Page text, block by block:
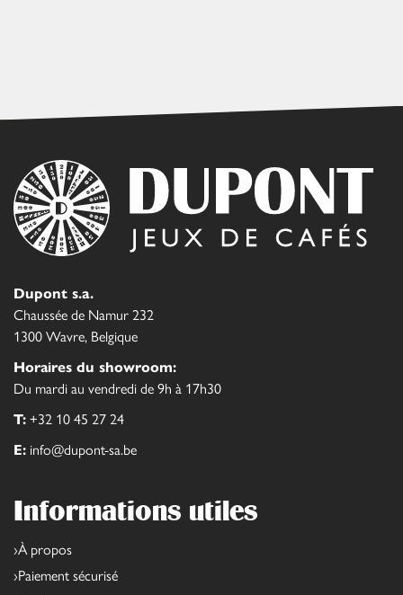
Dupont s.a.
Chaussée de Namur 232
1300 Wavre, Belgique
Horaires du showroom:
Du mardi au vendredi de 9h à 17h30
T: +32 10 45 27 24
E: info@dupont-sa.be
Informations utiles
À propos
Paiement sécurisé